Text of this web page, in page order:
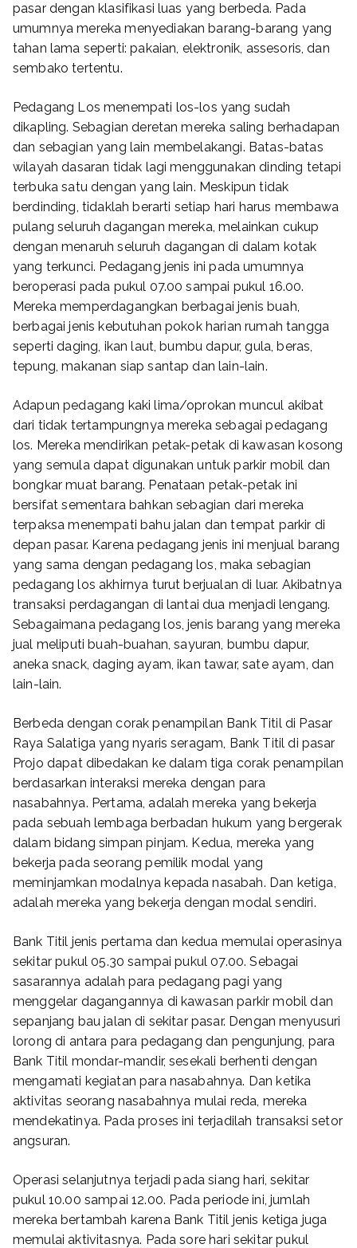
pasar dengan klasifikasi luas yang berbeda. Pada
umumnya mereka menyediakan barang-barang yang
tahan lama seperti: pakaian, elektronik, assesoris, dan
sembako tertentu.
Pedagang Los menempati los-los yang sudah
dikapling. Sebagian deretan mereka saling berhadapan
dan sebagian yang lain membelakangi. Batas-batas
wilayah dasaran tidak lagi menggunakan dinding tetapi
terbuka satu dengan yang lain. Meskipun tidak
berdinding, tidaklah berarti setiap hari harus membawa
pulang seluruh dagangan mereka, melainkan cukup
dengan menaruh seluruh dagangan di dalam kotak
yang terkunci. Pedagang jenis ini pada umumnya
beroperasi pada pukul 07.00 sampai pukul 16.00.
Mereka memperdagangkan berbagai jenis buah,
berbagai jenis kebutuhan pokok harian rumah tangga
seperti daging, ikan laut, bumbu dapur, gula, beras,
tepung, makanan siap santap dan lain-lain.
Adapun pedagang kaki lima/oprokan muncul akibat
dari tidak tertampungnya mereka sebagai pedagang
los. Mereka mendirikan petak-petak di kawasan kosong
yang semula dapat digunakan untuk parkir mobil dan
bongkar muat barang. Penataan petak-petak ini
bersifat sementara bahkan sebagian dari mereka
terpaksa menempati bahu jalan dan tempat parkir di
depan pasar. Karena pedagang jenis ini menjual barang
yang sama dengan pedagang los, maka sebagian
pedagang los akhirnya turut berjualan di luar. Akibatnya
transaksi perdagangan di lantai dua menjadi lengang.
Sebagaimana pedagang los, jenis barang yang mereka
jual meliputi buah-buahan, sayuran, bumbu dapur,
aneka snack, daging ayam, ikan tawar, sate ayam, dan
lain-lain.
Berbeda dengan corak penampilan Bank Titil di Pasar
Raya Salatiga yang nyaris seragam, Bank Titil di pasar
Projo dapat dibedakan ke dalam tiga corak penampilan
berdasarkan interaksi mereka dengan para
nasabahnya. Pertama, adalah mereka yang bekerja
pada sebuah lembaga berbadan hukum yang bergerak
dalam bidang simpan pinjam. Kedua, mereka yang
bekerja pada seorang pemilik modal yang
meminjamkan modalnya kepada nasabah. Dan ketiga,
adalah mereka yang bekerja dengan modal sendiri.
Bank Titil jenis pertama dan kedua memulai operasinya
sekitar pukul 05.30 sampai pukul 07.00. Sebagai
sasarannya adalah para pedagang pagi yang
menggelar dagangannya di kawasan parkir mobil dan
sepanjang bau jalan di sekitar pasar. Dengan menyusuri
lorong di antara para pedagang dan pengunjung, para
Bank Titil mondar-mandir, sesekali berhenti dengan
mengamati kegiatan para nasabahnya. Dan ketika
aktivitas seorang nasabahnya mulai reda, mereka
mendekatinya. Pada proses ini terjadilah transaksi setor
angsuran.
Operasi selanjutnya terjadi pada siang hari, sekitar
pukul 10.00 sampai 12.00. Pada periode ini, jumlah
mereka bertambah karena Bank Titil jenis ketiga juga
memulai aktivitasnya. Pada sore hari sekitar pukul